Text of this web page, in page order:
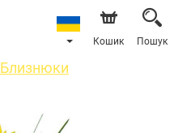
Кошик Пошук
Близнюки